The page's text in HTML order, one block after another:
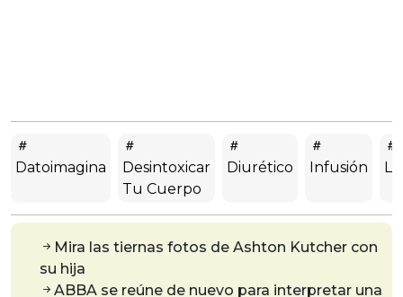
Datoimagina
Desintoxicar
Tu Cuerpo
Diurético Infusión
Mira las tiernas fotos de Ashton Kutcher con
su hija
ABBA se reúne de nuevo para interpretar una